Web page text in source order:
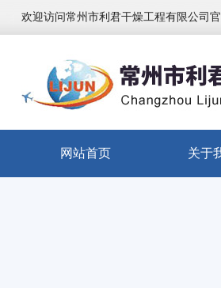
欢迎访问常州市利君干燥工程有限公司
网站首页 关于